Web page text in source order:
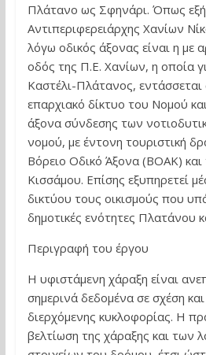
Πλάτανο ως Σφηνάρι. Όπως
Αντιπεριφερειάρχης Χανίων
λόγω οδικός άξονας είναι η με
οδός της Π.Ε. Χανίων, η οποία
Καστέλι-Πλάτανος,
επαρχιακό δίκτυο του Νομού
άξονα σύνδεσης των
νομού, με έντονη τουριστική
Βόρειο Οδικό Άξονα (ΒΟΑΚ) και
Κισσάμου. Επίσης εξυπηρετεί
δικτύου τους οικισμούς που
δημοτικές ενότητες Πλατάνου
Περιγραφή του έργου
Η υφιστάμενη χάραξη είναι
σημερινά δεδομένα σε σχέση
διερχόμενης κυκλοφορίας. Η
βελτίωση της χάραξης και των